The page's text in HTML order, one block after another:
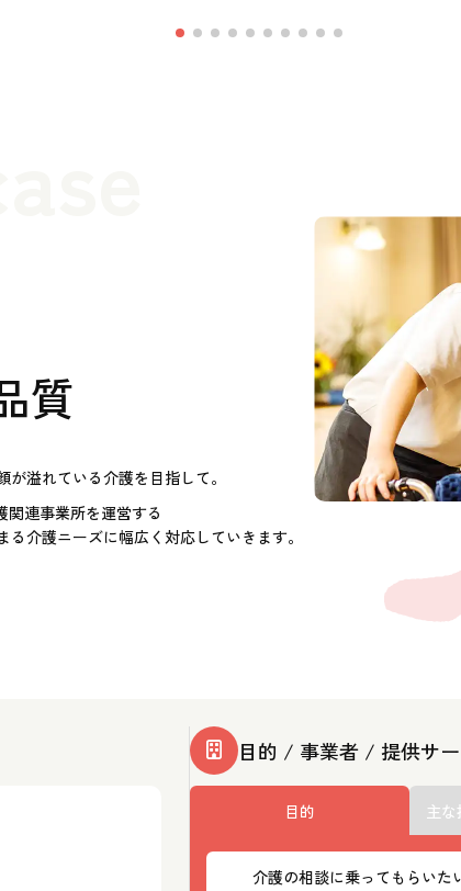
質
溢れている介護を目指して。
関連事業所を運営する
介護ニーズに幅広く対応していきます。
目的 / 事業者 / 提供サ
目的 主
介護の相談に乗ってもらいた